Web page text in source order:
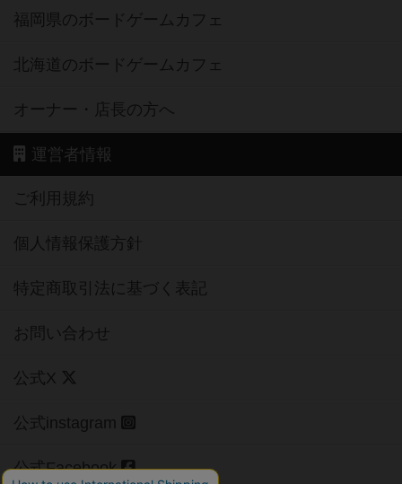
福岡県のボードゲームカフェ
北海道のボードゲームカフェ
オーナー・店長の方へ
運営者情報
ご利用規約
個人情報保護方針
特定商取引法に基づく表記
お問い合わせ
公式X
公式instagram
公式Facebook